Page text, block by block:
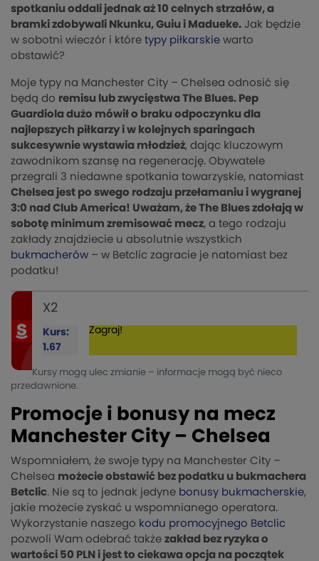
spotkaniu oddali jednak aż 10 celnych strzałów, a
bramki zdobywali Nkunku, Guiu i Madueke. Jak będzie
w sobotni wieczór i które typy piłkarskie warto
obstawić?
Moje typy na Manchester City – Chelsea odnosić się
będą do remisu lub zwycięstwa The Blues. Pep
Guardiola dużo mówił o braku odpoczynku dla
najlepszych piłkarzy i w kolejnych sparingach
sukcesywnie wystawia młodzież, dając kluczowym
zawodnikom szansę na regenerację. Obywatele
przegrali 3 niedawne spotkania towarzyskie, natomiast
Chelsea jest po swego rodzaju przełamaniu i wygranej
3:0 nad Club America! Uważam, że The Blues zdołają w
sobotę minimum zremisować mecz, a tego rodzaju
zakłady znajdziecie u absolutnie wszystkich
bukmacherów – w Betclic zagracie je natomiast bez
podatku!
X2
Kurs:
1.67
Zagraj!
Kursy mogą ulec zmianie – informacje mogą być nieco
przedawnione.
Promocje i bonusy na mecz
Manchester City – Chelsea
Wspomniałem, że swoje typy na Manchester City –
Chelsea możecie obstawić bez podatku u bukmachera
Betclic. Nie są to jednak jedyne bonusy bukmacherskie,
jakie możecie zyskać u wspomnianego operatora.
Wykorzystanie naszego kodu promocyjnego Betclic
pozwoli Wam odebrać także zakład bez ryzyka o
wartości 50 PLN i jest to ciekawa opcja na początek